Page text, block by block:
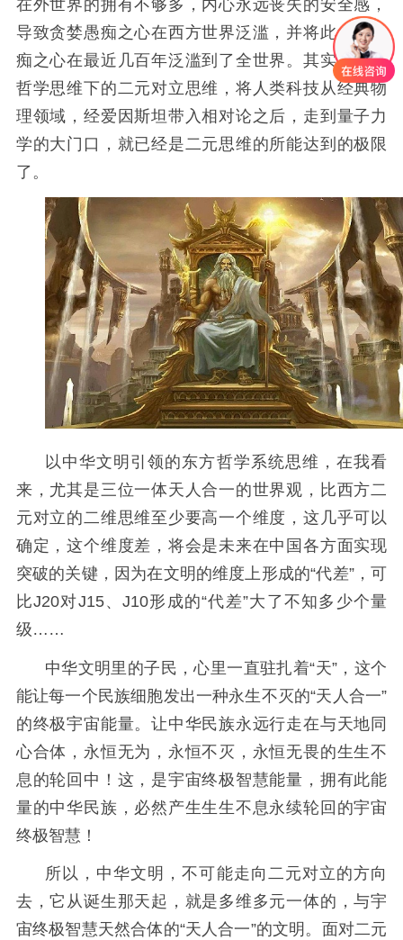
在外世界的拥有不够多，内心永远丧失的安全感，
导致贪婪愚痴之心在西方世界泛滥，并将此贪婪愚
痴之心在最近几百年泛滥到了全世界。其实，西方
哲学思维下的二元对立思维，将人类科技从经典物
理领域，经爱因斯坦带入相对论之后，走到量子力
学的大门口，就已经是二元思维的所能达到的极限
了。
以中华文明引领的东方哲学系统思维，在我看
来，尤其是三位一体天人合一的世界观，比西方二
元对立的二维思维至少要高一个维度，这几乎可以
确定，这个维度差，将会是未来在中国各方面实现
突破的关键，因为在文明的维度上形成的“代差”，可
比J20对J15、J10形成的“代差”大了不知多少个量
级……
中华文明里的子民，心里一直驻扎着“天”，这个
能让每一个民族细胞发出一种永生不灭的“天人合一”
的终极宇宙能量。让中华民族永远行走在与天地同
心合体，永恒无为，永恒不灭，永恒无畏的生生不
息的轮回中！这，是宇宙终极智慧能量，拥有此能
量的中华民族，必然产生生生不息永续轮回的宇宙
终极智慧！
所以，中华文明，不可能走向二元对立的方向
去，它从诞生那天起，就是多维多元一体的，与宇
宙终极智慧天然合体的“天人合一”的文明。面对二元